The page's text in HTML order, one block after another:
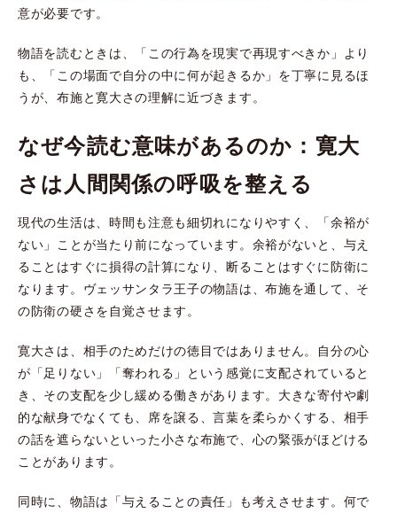
意が必要です。
物語を読むときは、「この行為を現実で再現すべきか」より
も、「この場面で自分の中に何が起きるか」を丁寧に見るほ
うが、布施と寛大さの理解に近づきます。
なぜ今読む意味があるのか：寛大
さは人間関係の呼吸を整える
現代の生活は、時間も注意も細切れになりやすく、「余裕が
ない」ことが当たり前になっています。余裕がないと、与え
ることはすぐに損得の計算になり、断ることはすぐに防衛に
なります。ヴェッサンタラ王子の物語は、布施を通して、そ
の防衛の硬さを自覚させます。
寛大さは、相手のためだけの徳目ではありません。自分の心
が「足りない」「奪われる」という感覚に支配されていると
き、その支配を少し緩める働きがあります。大きな寄付や劇
的な献身でなくても、席を譲る、言葉を柔らかくする、相手
の話を遮らないといった小さな布施で、心の緊張がほどける
ことがあります。
同時に、物語は「与えることの責任」も考えさせます。何で